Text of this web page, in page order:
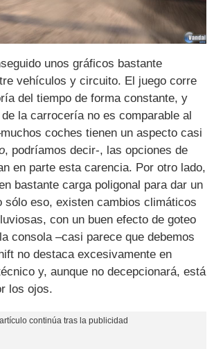
unos gráficos bastante
vehículos y circuito. El juego corre
del tiempo de forma constante, y
la carrocería no es comparable al
coches tienen un aspecto casi
, podríamos decir-, las opciones de
en parte esta carencia. Por otro lado,
bastante carga poligonal para dar un
sólo eso, existen cambios climáticos
con un buen efecto de goteo
consola –casi parece que debemos
no destaca excesivamente en
y, aunque no decepcionará, está
los ojos.